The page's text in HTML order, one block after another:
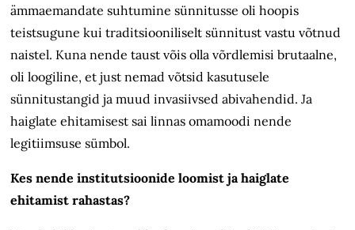
ämmaemandate suhtumine sünnitusse oli hoopis
teistsugune kui traditsiooniliselt sünnitust vastu võtnud
naistel. Kuna nende taust võis olla võrdlemisi brutaalne,
oli loogiline, et just nemad võtsid kasutusele
sünnitustangid ja muud invasiivsed abivahendid. Ja
haiglate ehitamisest sai linnas omamoodi nende
legitiimsuse sümbol.
Kes nende institutsioonide loomist ja haiglate
ehitamist rahastas?